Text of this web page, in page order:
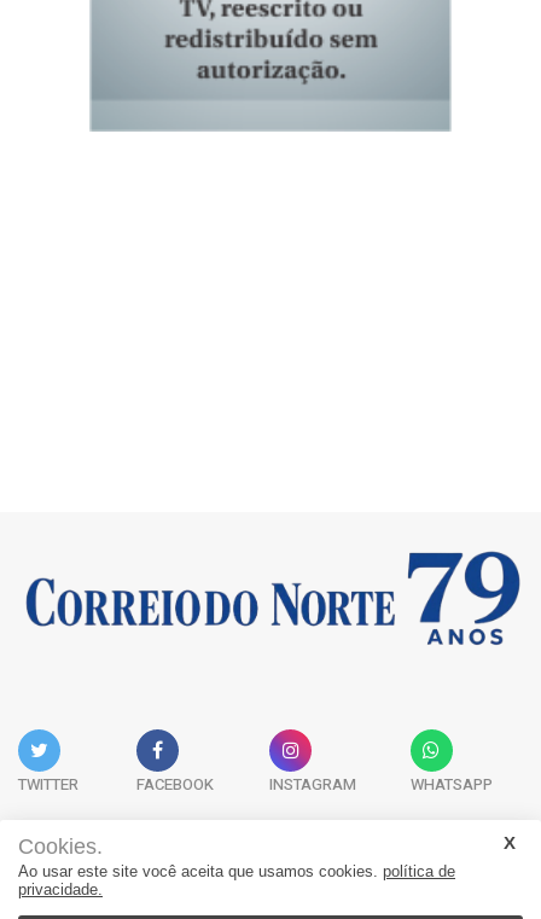
TWITTER FACEBOOK INSTAGRAM WHATSAPP
Acervo Digital Fale Conosco Quem Somos
Cookies.
Ao usar este site você aceita que usamos cookies. política de
privacidade.